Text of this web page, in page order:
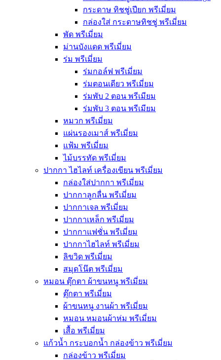
กระดาษ ทิชชู่เปียก พรีเมี่ยม
กล่องใส่ กระดาษทิชชู่ พรีเมี่ยม
พัด พรีเมี่ยม
ม่านบังแดด พรีเมี่ยม
ร่ม พรีเมี่ยม
ร่มกอล์ฟ พรีเมี่ยม
ร่มตอนเดียว พรีเมี่ยม
ร่มพับ 2 ตอน พรีเมียม
ร่มพับ 3 ตอน พรีเมียม
หมวก พรีเมี่ยม
แผ่นรองเมาส์ พรีเมี่ยม
แฟ้ม พรีเมี่ยม
ไม้บรรทัด พรีเมี่ยม
ปากกา ไฮไลท์ เครื่องเขียน พรีเมี่ยม
กล่องใส่ปากกา พรีเมี่ยม
ปากกาลูกลื่น พรีเมี่ยม
ปากกาเจล พรีเมี่ยม
ปากกาเหล็ก พรีเมี่ยม
ปากกาแฟชั่น พรีเมี่ยม
ปากกาไฮไลท์ พรีเมี่ยม
ลิขวิด พรีเมี่ยม
สมุดโน๊ต พรีเมี่ยม
หมอน ตุ๊กตา ผ้าขนหนู พรีเมี่ยม
ตุ๊กตา พรีเมี่ยม
ผ้าขนหนู งานผ้า พรีเมี่ยม
หมอน หมอนผ้าห่ม พรีเมี่ยม
เสื้อ พรีเมี่ยม
แก้วน้ำ กระบอกน้ำ กล่องข้าว พรีเมี่ยม
กล่องข้าว พรีเมี่ยม